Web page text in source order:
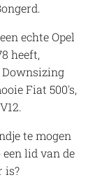
.
echte Opel
heeft,
Fiat 500's,
te mogen
lid van de
is?